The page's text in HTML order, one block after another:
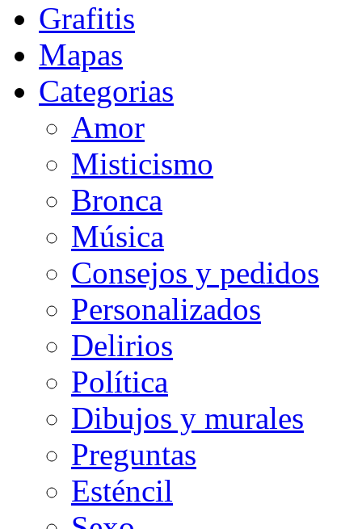
Grafitis
Mapas
Categorias
Amor
Misticismo
Bronca
Música
Consejos y pedidos
Personalizados
Delirios
Política
Dibujos y murales
Preguntas
Esténcil